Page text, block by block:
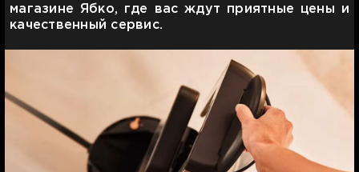
магазине Ябко, где вас ждут приятные цены и
качественный сервис.